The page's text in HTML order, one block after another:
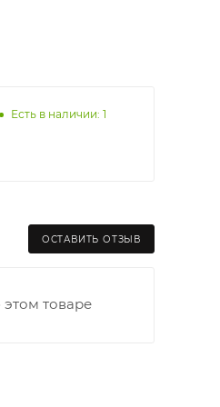
Есть в наличии: 1
ОСТАВИТЬ ОТЗЫВ
товаре